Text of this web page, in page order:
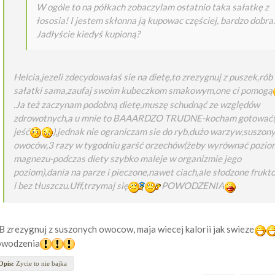
W ogóle to na półkach zobaczylam ostatnio taka sałatkę z
łososia! I jestem skłonna ją kupowac częściej, bardzo dobra.
Jadłyście kiedyś kupioną?
Helcia,jezeli zdecydowałaś sie na dietę,to zrezygnuj z puszek,rób
sałatki sama,zaufaj swoim kubeczkom smakowym,one ci pomogą
.Ja też zaczynam podobną dietę,muszę schudnąć ze względów
zdrowotnych,a u mnie to BAAARDZO TRUDNE-kocham
jeść
),jednak nie ograniczam sie do ryb,dużo
owoców,3 razy w tygodniu garść orzechów(żeby wyrównać
magnezu-podczas diety szybko maleje w organizmie jego
poziom),dania na parze i pieczone,nawet ciach,ale słodzone
i bez tłuszczu.Uff,trzymaj się
POWODZENIA
zrezygnuj z suszonych owocow, maja wiecej kalorii jak swieze
Zycie to nie bajka